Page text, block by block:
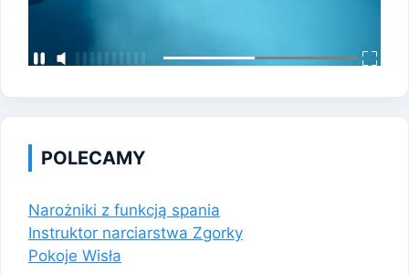
POLECAMY
Narożniki z funkcją spania
Instruktor narciarstwa Zgorky
Pokoje Wisła